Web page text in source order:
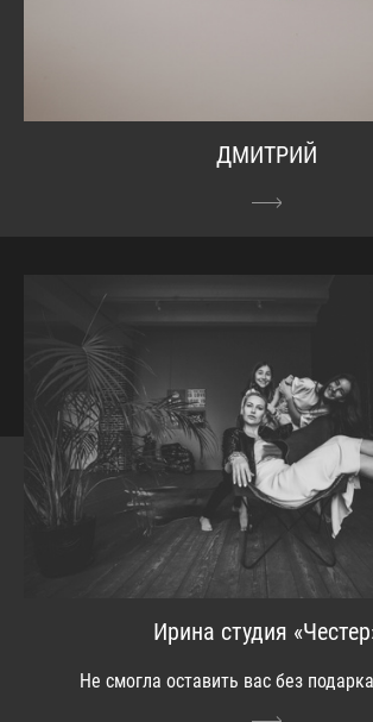
ДМИТРИЙ
Ирина студия
Не смогла оставить вас без